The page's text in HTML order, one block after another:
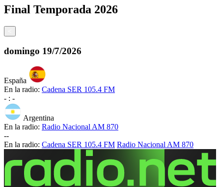
Final Temporada 2026
domingo 19/7/2026
España
En la radio: Cadena SER 105.4 FM
- : -
Argentina
En la radio: Radio Nacional AM 870
--
En la radio: Cadena SER 105.4 FM Radio Nacional AM 870